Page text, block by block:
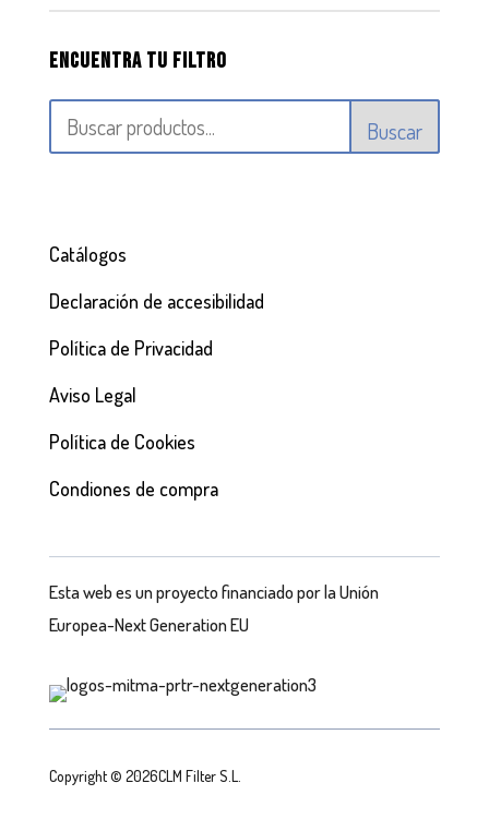
Encuentra tu filtro
Buscar
Catálogos
Declaración de accesibilidad
Política de Privacidad
Aviso Legal
Política de Cookies
Condiones de compra
Esta web es un proyecto financiado por la Unión
Europea-Next Generation EU
Copyright © 2026CLM Filter S.L.